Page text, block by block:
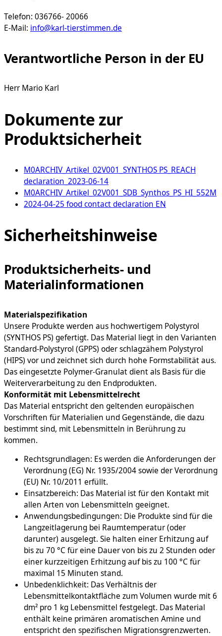
Telefon: 036766- 20066
E-Mail: info@karl-tierstimmen.de
Verantwortliche Person in der EU
Herr Mario Karl
Dokumente zur
Produktsicherheit
M0ARCHIV_Artikel_02V001_SYNTHOS PS_REACH
declaration_2023-06-14
M0ARCHIV_Artikel_02V001_SDB_Synthos_PS_HI_552M
2024-04-25 food contact declaration EN
Sicherheitshinweise
Produktsicherheits- und
Materialinformationen
Materialspezifikation
Unsere Produkte werden aus hochwertigem Polystyrol
(SYNTHOS PS) gefertigt. Das Material liegt in den Varianten
Standard-Polystyrol (GPPS) oder schlagzähem Polystyrol
(HIPS) vor und zeichnet sich durch hohe Formstabilität aus.
Das eingesetzte Polymer-Granulat dient als Basis für die
Weiterverarbeitung zu den Endprodukten.
Konformität mit Lebensmittelrecht
Das Material entspricht den geltenden europäischen
Vorschriften für Materialien und Gegenstände, die dazu
bestimmt sind, mit Lebensmitteln in Berührung zu
kommen.
Rechtsgrundlagen: Es werden die Anforderungen der
Verordnung (EG) Nr. 1935/2004 sowie der Verordnung
(EU) Nr. 10/2011 erfüllt.
Einsatzbereich: Das Material ist für den Kontakt mit
allen Arten von Lebensmitteln geeignet.
Anwendungsbedingungen: Die Produkte sind für die
Langzeitlagerung bei Raumtemperatur (oder
darunter) ausgelegt. Sie halten einer Erhitzung auf
bis zu 70 °C für eine Dauer von bis zu 2 Stunden oder
einer kurzzeitigen Erhitzung auf bis zu 100 °C für
maximal 15 Minuten stand.
Unbedenklichkeit: Das Verhältnis der
Lebensmittelkontaktfläche zum Volumen wurde mit 6
dm² pro 1 kg Lebensmittel festgelegt. Das Material
enthält keine primären aromatischen Amine und
entspricht den spezifischen Migrationsgrenzwerten.